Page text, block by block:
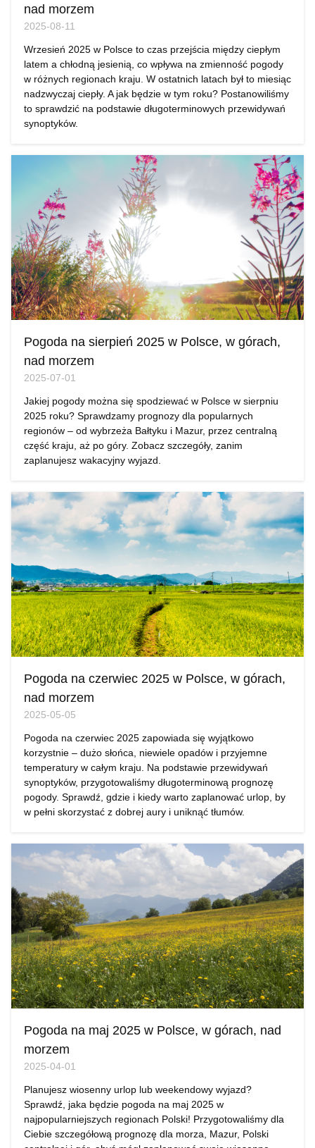
nad morzem
2025-08-11
Wrzesień 2025 w Polsce to czas przejścia między ciepłym
latem a chłodną jesienią, co wpływa na zmienność pogody
w różnych regionach kraju. W ostatnich latach był to miesiąc
nadzwyczaj ciepły. A jak będzie w tym roku? Postanowiliśmy
to sprawdzić na podstawie długoterminowych przewidywań
synoptyków.
Pogoda na sierpień 2025 w Polsce, w górach,
nad morzem
2025-07-01
Jakiej pogody można się spodziewać w Polsce w sierpniu
2025 roku? Sprawdzamy prognozy dla popularnych
regionów – od wybrzeża Bałtyku i Mazur, przez centralną
część kraju, aż po góry. Zobacz szczegóły, zanim
zaplanujesz wakacyjny wyjazd.
Pogoda na czerwiec 2025 w Polsce, w górach,
nad morzem
2025-05-05
Pogoda na czerwiec 2025 zapowiada się wyjątkowo
korzystnie – dużo słońca, niewiele opadów i przyjemne
temperatury w całym kraju. Na podstawie przewidywań
synoptyków, przygotowaliśmy długoterminową prognozę
pogody. Sprawdź, gdzie i kiedy warto zaplanować urlop, by
w pełni skorzystać z dobrej aury i uniknąć tłumów.
Pogoda na maj 2025 w Polsce, w górach, nad
morzem
2025-04-01
Planujesz wiosenny urlop lub weekendowy wyjazd?
Sprawdź, jaka będzie pogoda na maj 2025 w
najpopularniejszych regionach Polski! Przygotowaliśmy dla
Ciebie szczegółową prognozę dla morza, Mazur, Polski